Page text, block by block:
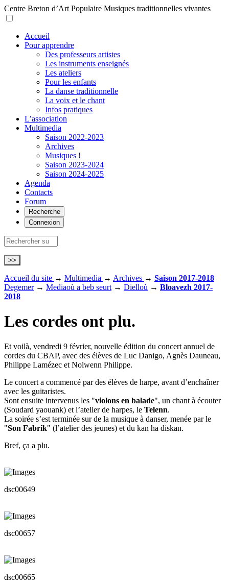
Centre Breton d’Art Populaire Musiques traditionnelles vivantes
Accueil
Pour apprendre
Des professeurs artistes
Les instruments enseignés
Les ateliers
Pour les enfants
La danse traditionnelle
La voix et le chant
Infos pratiques
L’association
Multimedia
Saison 2022-2023
Archives
Musiques !
Saison 2023-2024
Saison 2024-2025
Agenda
Contacts
Forum
Recherche
Connexion
Accueil du site → Multimedia → Archives → Saison 2017-2018
Degemer→ Mediaoù a beb seurt → Dielloù → Bloavezh 2017-
2018
Les cordes ont plu.
Et voilà, vendredi 9 février, nouvelle édition du concert annuel de
cordes du CBAP, avec des élèves de Luc Danigo, Agnès Dauneau,
Philippe Lamézec et Nolwenn Philippe.
Le concert a commencé par des élèves de harpe, avant d’enchaîner
avec les guitaristes.
Sont ensuite intervenus les "violons en balade", un chant à écouter
(Soudard yaouank) et l’atelier de harpes, le Telenn.
La soirée s’est terminée sur de la musique à danser, menée par le
"Son Fabrik" (l’atelier des jeunes) et du kan ha diskan.
Bref, ça a plu.
dsc00649
dsc00657
dsc00665